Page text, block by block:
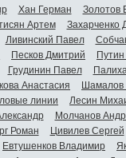
Хан Герман
Золотов
Артем
Захарченко
Ливинский Павел
Песков Дмитрий
Грудинин Павел
Анастасия
Шамалов
линии
Лесин
Молчанов
Роман
Цивилев Сергей
Евтушенков Владимир